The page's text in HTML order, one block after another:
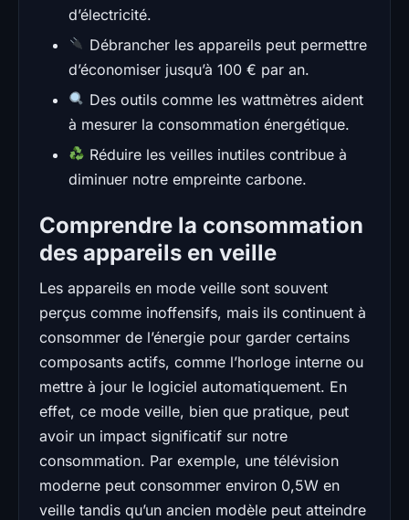
d’électricité.
Débrancher les appareils peut permettre
d’économiser jusqu’à 100 € par an.
Des outils comme les wattmètres aident
à mesurer la consommation énergétique.
Réduire les veilles inutiles contribue à
diminuer notre empreinte carbone.
Comprendre la consommation
des appareils en veille
Les appareils en mode veille sont souvent
perçus comme inoffensifs, mais ils continuent à
consommer de l’énergie pour garder certains
composants actifs, comme l’horloge interne ou
mettre à jour le logiciel automatiquement. En
effet, ce mode veille, bien que pratique, peut
avoir un impact significatif sur notre
consommation. Par exemple, une télévision
moderne peut consommer environ 0,5W en
veille tandis qu’un ancien modèle peut atteindre